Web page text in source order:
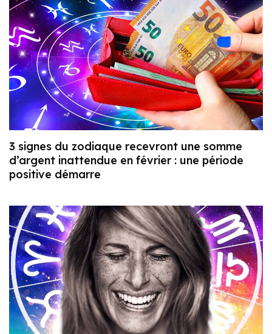
3 signes du zodiaque recevront une somme
d’argent inattendue en février : une période
positive démarre